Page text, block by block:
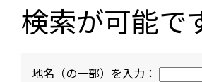
検索が可能で
地名（の一部）を入力：